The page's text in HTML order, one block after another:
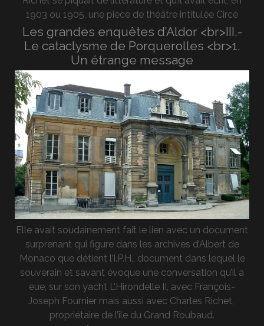
1903 ou 1905, une pièce de théâtre intitulée Circé
Les grandes enquêtes d’Aldor <br>III.-
Le cataclysme de Porquerolles <br>1.
Un étrange message
Elle avait soudainement fait le lien avec un document
surprenant qui figure dans les archives d’Albert de
Monaco que détient l’I.P.H., document dans lequel le
souverain et savant évoque une conversation qu’il a
eue, sur son yacht L’Hirondelle II, avec François-
Joseph Fournier mais aussi avec Charles Richet,
propriétaire de l’île du Grand Roubaud.